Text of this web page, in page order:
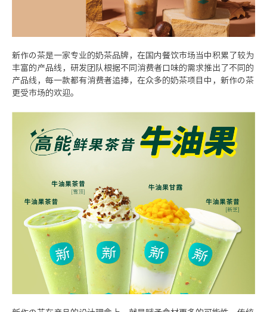
新作の茶是一家专业的奶茶品牌，在国内餐饮市场当中积累了较为
丰富的产品线，研发团队根据不同消费者口味的需求推出了不同的
产品线，每一款都有消费者追捧，在众多的奶茶项目中，新作の茶
更受市场的欢迎。